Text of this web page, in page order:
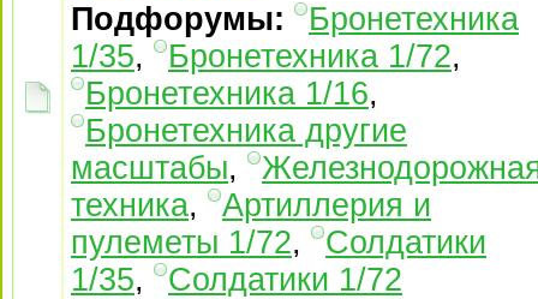
Подфорумы:
Бронетехника
1/35, Бронетехника 1/72,
Бронетехника 1/16,
Бронетехника другие
масштабы,
техника,
Артиллерия и
пулеметы 1/72,
Солдатики
1/35, Солдатики 1/72